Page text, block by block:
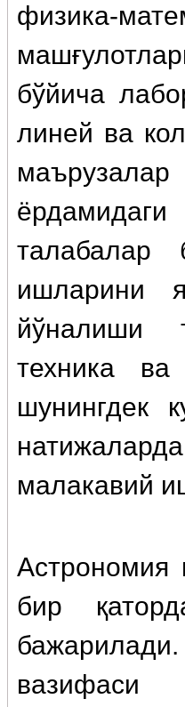
физика-
бўйича
линей ва
талабалар
ишларини
йўналиши
техника
шунингдек
малакавий
Астрономия
бир
вазифаси